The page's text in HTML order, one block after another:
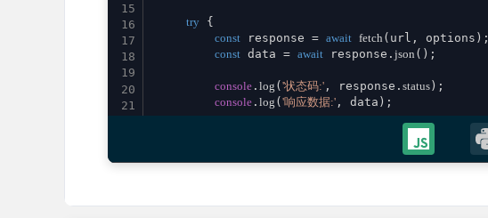
15
16
17
18
19
20
21
try {
const response = await fetch (url, options);
const data = await response. json ();
console . log ( '状态码:' , response. status );
console . log ( '响应数据:' , data);
console.error('请求失败:', error);